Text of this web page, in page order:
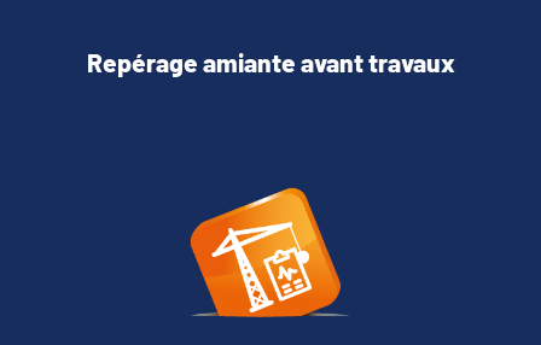
Repérage amiante avant travaux